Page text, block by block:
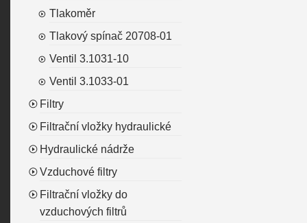
Tlakoměr
Tlakový spínač 20708-01
Ventil 3.1031-10
Ventil 3.1033-01
Filtry
Filtrační vložky hydraulické
Hydraulické nádrže
Vzduchové filtry
Filtrační vložky do
vzduchových filtrů